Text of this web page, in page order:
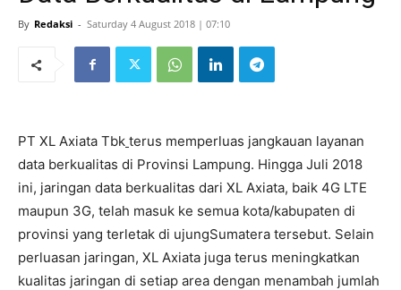
By Redaksi - Saturday 4 August 2018 | 07:10
PT XL Axiata Tbk terus memperluas jangkauan layanan
data berkualitas di Provinsi Lampung. Hingga Juli 2018
ini, jaringan data berkualitas dari XL Axiata, baik 4G LTE
maupun 3G, telah masuk ke semua kota/kabupaten di
provinsi yang terletak di ujungSumatera tersebut. Selain
perluasan jaringan, XL Axiata juga terus meningkatkan
kualitas jaringan di setiap area dengan menambah jumlah